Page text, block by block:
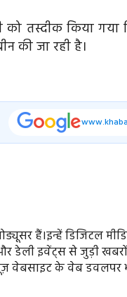
तस्दीक किया
की जा रही है।
हैं।इन्हें डिजिटल
डेली इवेंट्स से जुड़ी
वेबसाइट के वेब डवलपर